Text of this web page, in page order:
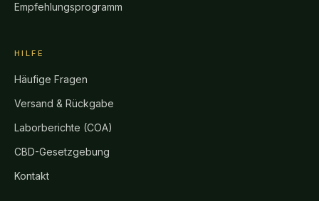
Empfehlungsprogramm
HILFE
Häufige Fragen
Versand & Rückgabe
Laborberichte (COA)
CBD-Gesetzgebung
Kontakt